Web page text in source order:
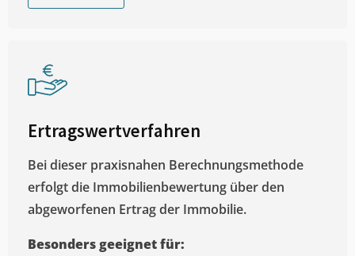
Ertragswertverfahren
Bei dieser praxisnahen Berechnungsmethode
erfolgt die Immobilienbewertung über den
abgeworfenen Ertrag der Immobilie.
Besonders geeignet für: